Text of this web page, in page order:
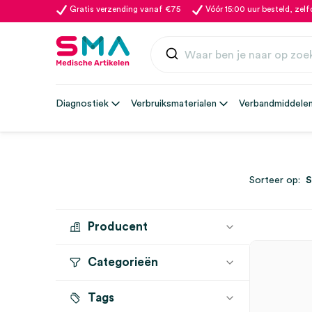
Gratis verzending vanaf €75 Vóór 15:00 uur besteld,
Diagnostiek Verbruiksmaterialen Verbandmiddelen
Producent
HARTMANN (185)
Categorieën
Incontinentie
Tags
Sorteer op: